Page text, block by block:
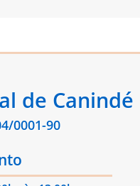
de Canindé
0001-90